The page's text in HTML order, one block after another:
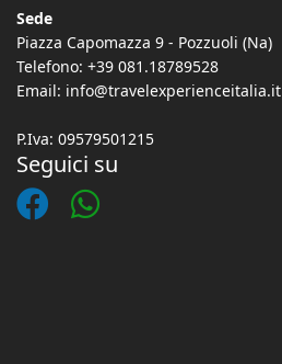
Sede
Piazza Capomazza 9 - Pozzuoli (Na)
Telefono: +39 081.18789528
Email: info@travelexperienceitalia.it
P.Iva: 09579501215
Seguici su